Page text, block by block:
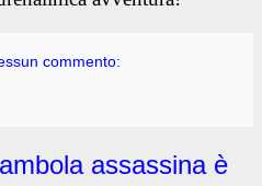
commento:
assassina è